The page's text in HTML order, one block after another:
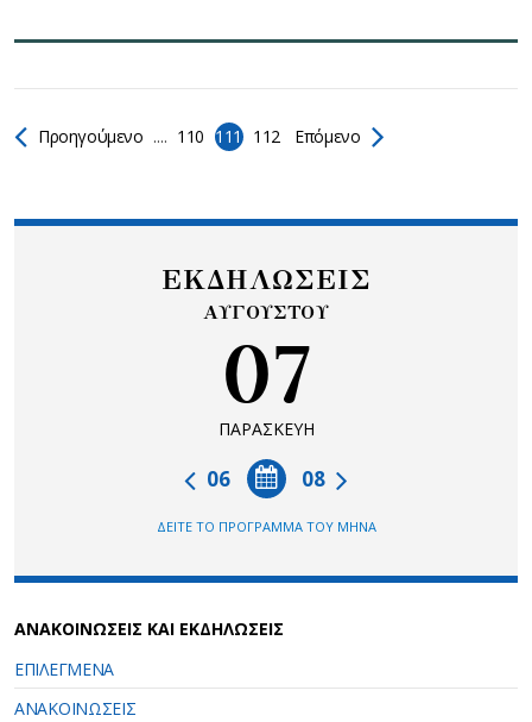
Προηγούμενο .... 110 111 112 Επόμενο
ΕΚΔΗΛΩΣΕΙΣ
ΑΥΓΟΥΣΤΟΥ
07
ΠΑΡΑΣΚΕΥΗ
08
06
ΔΕΙΤΕ ΤΟ ΠΡΟΓΡΑΜΜΑ ΤΟΥ ΜΗΝΑ
ΑΝΑΚΟΙΝΩΣΕΙΣ ΚΑΙ ΕΚΔΗΛΩΣΕΙΣ
ΕΠΙΛΕΓΜΕΝΑ
ΑΝΑΚΟΙΝΩΣΕΙΣ